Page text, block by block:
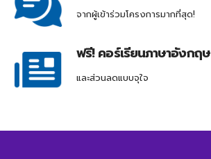
จากผู้เข้าร่วมโครงการมากที่สุด!
ฟรี! คอร์เรียนภาษาอังกฤษ
และส่วนลดแบบจุใจ